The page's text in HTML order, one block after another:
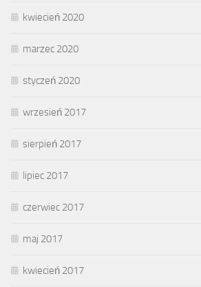
kwiecień 2020
marzec 2020
styczeń 2020
wrzesień 2017
sierpień 2017
lipiec 2017
czerwiec 2017
maj 2017
kwiecień 2017